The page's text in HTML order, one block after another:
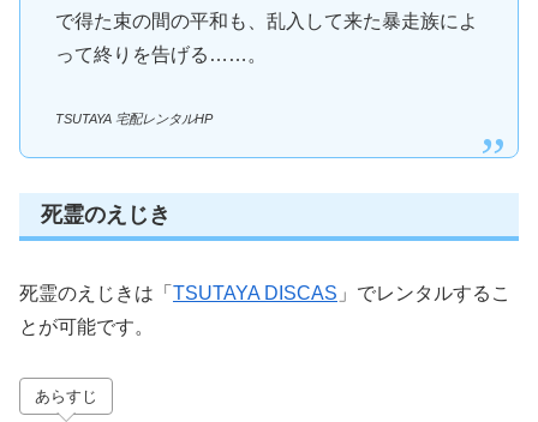
で得た束の間の平和も、乱入して来た暴走族によ
って終りを告げる……。
TSUTAYA 宅配レンタルHP
死霊のえじき
死霊のえじきは「 TSUTAYA DISCAS 」でレンタルするこ
とが可能です。
あらすじ